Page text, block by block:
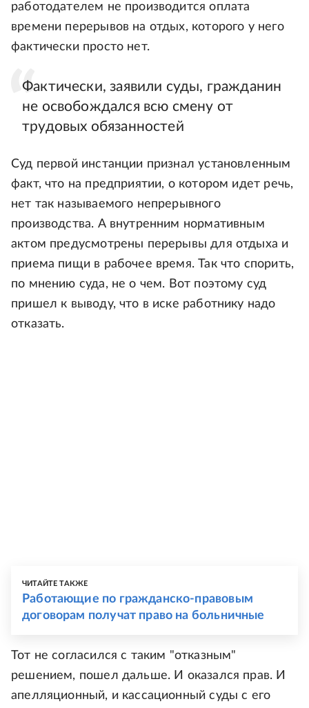
работодателем не производится оплата
времени перерывов на отдых, которого у него
фактически просто нет.
Фактически, заявили суды, гражданин
не освобождался всю смену от
трудовых обязанностей
Суд первой инстанции признал установленным
факт, что на предприятии, о котором идет речь,
нет так называемого непрерывного
производства. А внутренним нормативным
актом предусмотрены перерывы для отдыха и
приема пищи в рабочее время. Так что спорить,
по мнению суда, не о чем. Вот поэтому суд
пришел к выводу, что в иске работнику надо
отказать.
ЧИТАЙТЕ ТАКЖЕ
Работающие по гражданско-правовым
договорам получат право на больничные
Тот не согласился с таким "отказным"
решением, пошел дальше. И оказался прав. И
апелляционный, и кассационный суды с его